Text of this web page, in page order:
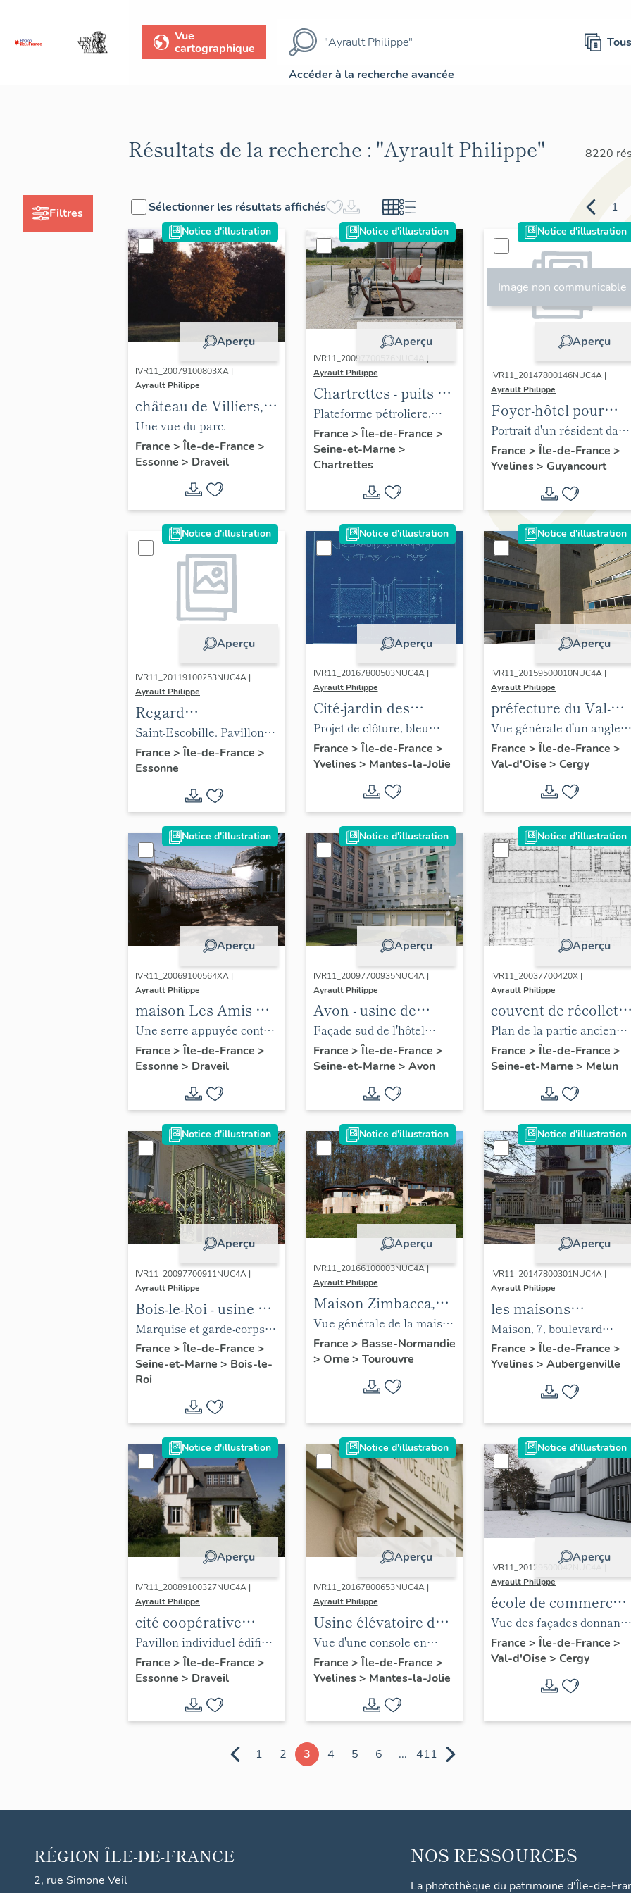
Vue
cartographique
Tous
Accéder à la recherche avancée
Filtres
Résultats de la recherche : "Ayrault Philippe" 8220
Sélectionner les résultats affichés 1
Notice d'illustration
Aperçu
IVR11_20079100803XA |
Ayrault Philippe
château de Villiers,
actuellement
bibliothèque
municipale et centre
Une vue du parc.
France > Île-de-France >
Essonne > Draveil
Notice d'illustration
Aperçu
IVR11_20097700576NUC4A |
Ayrault Philippe
Chartrettes - puits de
pétrole Sivry 10
Plateforme pétroliere,
zone de chargement pour
les camions citernes.
France > Île-de-France >
Seine-et-Marne >
Chartrettes
Notice d'illustration
Image non communicable
Aperçu
IVR11_20147800146NUC4A |
Ayrault Philippe
Foyer-hôtel pour
travailleurs
célibataires et
migrants du Pont-du-
Portrait d'un résident dans
l'une des cuisines
communes du foyer.
France > Île-de-France >
Yvelines> Guyancourt
Notice d'illustration
Aperçu
IVR11_20119100253NUC4A |
Ayrault Philippe
Regard
photographique sur
les paysages de
Centre-Essonne.
Saint-Escobille. Pavillon
au nord de la commune.
France > Île-de-France >
Essonne
Notice d'illustration
Aperçu
IVR11_20167800503NUC4A |
Ayrault Philippe
Cité-jardin des
Martraits
Projet de clôture, bleu
d'architecte, non signé,
non daté (AM Mantes-la-
Jolie, non coté).
France > Île-de-France >
Yvelines> Mantes-la-Jolie
Notice d'illustration
Aperçu
IVR11_20159500010NUC4A |
Ayrault Philippe
préfecture du Val-
d'Oise
Vue générale d'un angle
de la cour intérieure
France > Île-de-France >
Val-d'Oise > Cergy
Notice d'illustration
Aperçu
IVR11_20069100564XA |
Ayrault Philippe
maison Les Amis de
l'Homme, 108
boulevard Henri-
Barbusse
Une serre appuyée contre
le mur de clôture, entre
l'ancien billard et un autre
petit pavillon.
France > Île-de-France >
Essonne > Draveil
Notice d'illustration
Aperçu
IVR11_20097700935NUC4A |
Ayrault Philippe
Avon - usine de
matériel
d'équipement
industriel de la
société PIC, puis
Venot-Pic, puis
Fives-Cail Babcock
actuellement
pépinière
d'entreprises,
logement et centre
d'action sociale
Façade sud de l'hôtel
Savoy et façade sud-est de
l'extension PIC.
France > Île-de-France >
Seine-et-Marne > Avon
Notice d'illustration
Aperçu
IVR11_20037700420X |
Ayrault Philippe
couvent de récollets,
puis hôpital
Plan de la partie ancienne
de l'hôpital : l'ancien
couvent des Récollets et
ses extensions (bâtiments
A à D sur le plan masse.
Pl. 1). Plan. (AM Melun)
France > Île-de-France >
Seine-et-Marne > Melun
Notice d'illustration
Aperçu
IVR11_20097700911NUC4A |
Ayrault Philippe
Bois-le-Roi - usine de
serrurerie, puis
usine de
construction
métallique et usine
de construction
électrique Lefèvre,
puis usine de
menuiserie Les
Dérivés du Bois et
bureau d'études
Mafco
Marquise et garde-corps
du logement patronal,
décor de ferronnerie.
France > Île-de-France >
Seine-et-Marne > Bois-le-
Roi
Notice d'illustration
Aperçu
IVR11_20166100003NUC4A |
Ayrault Philippe
Maison Zimbacca,
Tourouvre
Vue générale de la maison
prise du côté gauche.
France > Basse-Normandie
> Orne > Tourouvre
Notice d'illustration
Aperçu
IVR11_20147800301NUC4A |
Ayrault Philippe
les maisons
d'Elisabethville
Maison, 7, boulevard
Jacques Bertin. Variante
du type "néonormand".
France > Île-de-France >
Yvelines> Aubergenville
Notice d'illustration
Aperçu
IVR11_20089100327NUC4A |
Ayrault Philippe
cité coopérative
Paris-Jardins
Pavillon individuel édifié
par Jean Walter au 16,
allée de la Perspective.
France > Île-de-France >
Essonne > Draveil
Notice d'illustration
Aperçu
IVR11_20167800653NUC4A |
Ayrault Philippe
Usine élévatoire des
eaux de Seine,
actuellement
clinique vétérinaire
Saint-Roch
Vue d'une console en
forme de triton supportant
le fronton.
France > Île-de-France >
Yvelines> Mantes-la-Jolie
Notice d'illustration
Aperçu
IVR11_20129500042NUC4A |
Ayrault Philippe
école de commerce ;
école supérieure des
sciences
économiques et
commerciales
Vue des façades donnant
sur le parc de la
Préfecture.
France > Île-de-France >
Val-d'Oise > Cergy
1 2 3 4 5 6 ... 411
RÉGION ÎLE-DE-FRANCE
2, rue Simone Veil
NOS RESSOURCES
La photothèque du patrimoine d'Île-de-